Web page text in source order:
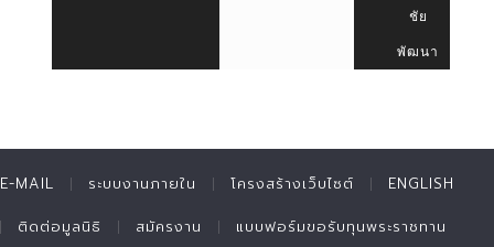
ชัย
พัฒนา
E-MAIL ระบบงานภายใน โครงสร้างเว็บไซต์ ENGLISH
ติดต่อมูลนิธิ สมัครงาน แบบฟอร์มขอรับทุนพระราชทาน